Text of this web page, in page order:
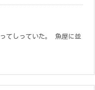
てしっていた。 魚屋に並